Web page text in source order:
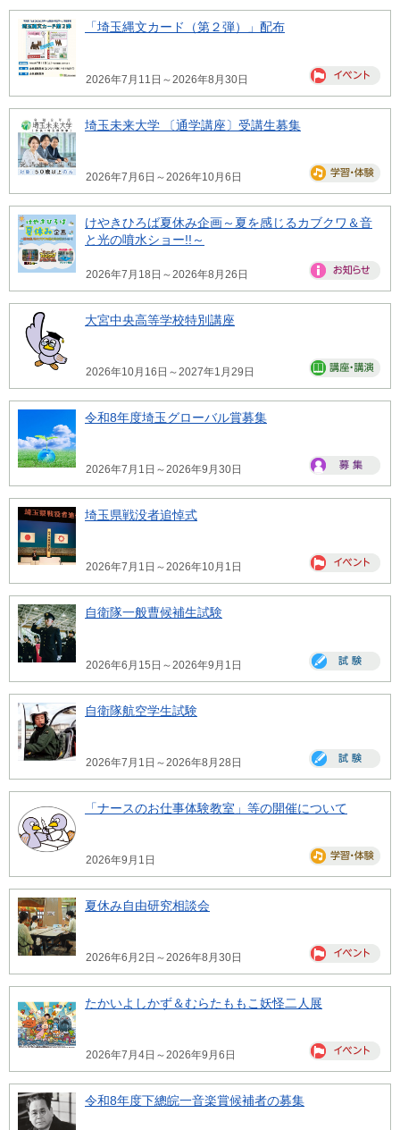
「埼玉縄文カード（第２弾）」配布
2026年7月11日～2026年8月30日
埼玉未来大学 〔通学講座〕受講生募集
2026年7月6日～2026年10月6日
けやきひろば夏休み企画～夏を感じるカブクワ＆音
と光の噴水ショー!!～
2026年7月18日～2026年8月26日
大宮中央高等学校特別講座
2026年10月16日～2027年1月29日
令和8年度埼玉グローバル賞募集
2026年7月1日～2026年9月30日
埼玉県戦没者追悼式
2026年7月1日～2026年10月1日
自衛隊一般曹候補生試験
2026年6月15日～2026年9月1日
自衛隊航空学生試験
2026年7月1日～2026年8月28日
「ナースのお仕事体験教室」等の開催について
2026年9月1日
夏休み自由研究相談会
2026年6月2日～2026年8月30日
たかいよしかず＆むらたももこ妖怪二人展
2026年7月4日～2026年9月6日
令和8年度下總皖一音楽賞候補者の募集